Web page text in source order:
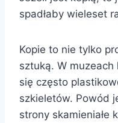
spadłaby wieleset
Kopie to nie tylko
sztuką. W
się często
szkieletów. Powód
strony skamieniałe